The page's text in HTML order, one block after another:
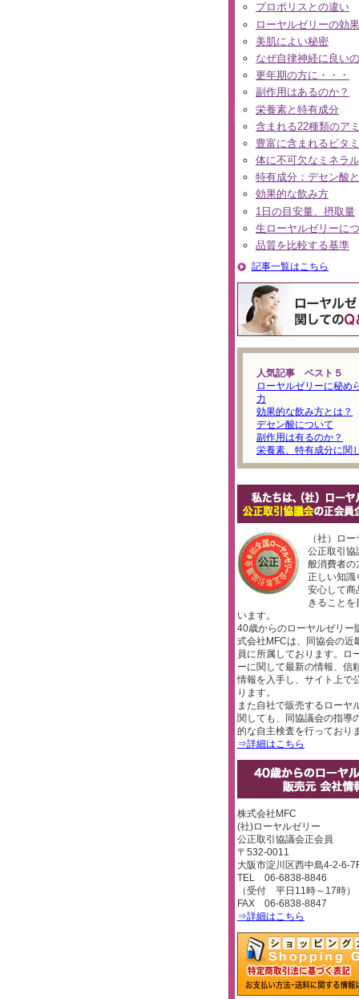
プロポリスとの違い
ローヤルゼリーの効果
美肌によい秘密
なぜ自律神経に良い
更年期の方に・・・
副作用はあるのか？
栄養素と特有成分
含まれる22種類のア
豊富に含まれるビタ
体に不可欠なミネラル
特有成分：デセン酸
効果的な飲み方
1日の目安量、摂取量
生ローヤルゼリーに
品質を比較する基準
記事一覧はこちら
人気記事 ベスト５
ローヤルゼリーに秘め
力
効果的な飲み方とは？
デセン酸について
副作用は有るのか？
栄養素、特有成分に関
（社）ロ
公正取引協
般消費者の
正しい知識
安心して商
きることを
います。
40歳からのローヤルゼリー
式会社MFCは、同協会の近
員に所属しております。ロ
ーに関して最新の情報、信
情報を入手し、サイト上で
ります。
また自社で販売するローヤ
関しても、同協議会の指導
的な自主検査を行っており
⇒詳細はこちら
株式会社MFC
(社)ローヤルゼリー
公正取引協議会正会員
〒532-0011
大阪市淀川区西中島4-2-6-
TEL 06-6838-8846
（受付 平日11時～17時）
FAX 06-6838-8847
⇒詳細はこちら